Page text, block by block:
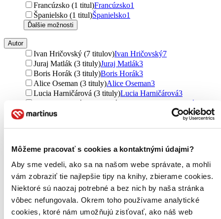
Môžeme pracovať s cookies a kontaktnými údajmi?
Aby sme vedeli, ako sa na našom webe správate, a mohli
vám zobraziť tie najlepšie tipy na knihy, zbierame cookies.
Niektoré sú naozaj potrebné a bez nich by naša stránka
vôbec nefungovala. Okrem toho používame analytické
cookies, ktoré nám umožňujú zisťovať, ako náš web
Francúzsko (1 titul)Francúzsko1
Španielsko (1 titul)Španielsko1
Ďalšie možnosti
Autor
Ivan Hričovský (7 titulov)Ivan Hričovský7
Juraj Matlák (3 tituly)Juraj Matlák3
Boris Horák (3 tituly)Boris Horák3
Alice Oseman (3 tituly)Alice Oseman3
Lucia Harničárová (3 tituly)Lucia Harničárová3
Zora Mintalová Zubercová (3 tituly)
Zora Mintalová
Zubercová
William Shakespeare2
Markus Flück (2 tituly)Markus Flück2
Walter Tevis (2 tituly)Walter Tevis2
Jana Sedláčková (2 tituly)
Jana Sedláčková
Katarína Nádaská (2 tituly)Katarína Nádaská2
Cesar Millan (2 tituly)Cesar Millan2
Jana Pavlíková (2 tituly)Jana Pavlíková2
Tristan Gooley (2 tituly)Tristan Gooley2